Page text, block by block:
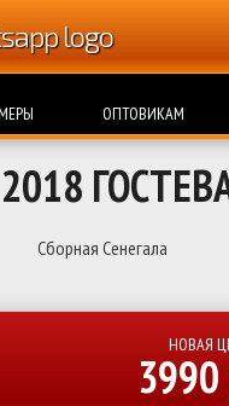
ОПТОВИКАМ
Сборная Сенегала
НОВАЯ
3990